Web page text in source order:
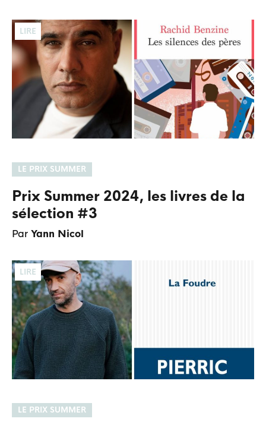
LIRE
LE PRIX SUMMER
Prix Summer 2024, les livres de la
sélection #3
Par Yann Nicol
LIRE
LE PRIX SUMMER